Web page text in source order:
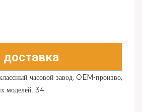
доставка